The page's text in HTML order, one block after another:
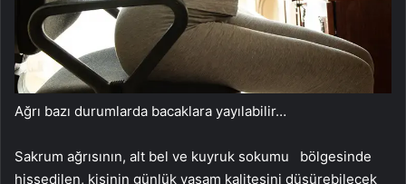
Ağrı bazı durumlarda bacaklara yayılabilir…
Sakrum ağrısının, alt bel ve kuyruk sokumu bölgesinde
hissedilen, kişinin günlük yaşam kalitesini düşürebilecek